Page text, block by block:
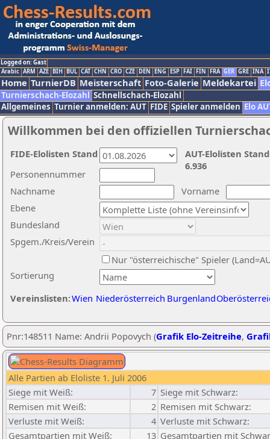
Logged on: Gast
Arabic ARM AZE BIH BUL CAT CHN CRO CZE DEN ENG ESP FAI FIN FRA GER GRE INA
Home TurnierDB Meisterschaft Foto-Galerie Meldekartei
Turnierschach-Elozahl Schnellschach-Elozahl
Allgemeines Turnier anmelden: AUT FIDE Spieler anmelden Elo
Willkommen bei den offiziellen
Nachname
Vorname
Ebene
Sortierung
Personennummer
Bundesland
Spgem./Kreis/Verein
Nur "österreichische" Spieler
Vereinslisten:Wien Niederösterreich Burgenland
AUT-Elolisten
6.936
FIDE-Elolisten Stand
Pnr:148511 Name: Andrii Popovych (Grafik Elo-Zeitreihe,
Alle Partien ab Eloliste 1. Juli 2006
Siege mit Weiß:
7 Siege mit Schwarz:
Remisen mit Weiß:
2 Remisen mit Schwarz:
Verluste mit Weiß:
4 Verluste mit Schwarz:
Gesamtpartien mit Weiß:
13 Gesamtpartien mit